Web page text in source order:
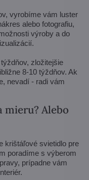
vyrobíme vám luster
alebo fotografiu,
výroby a do
zložitejšie
8-10 týždňov. Ak
nevadí - radi vám
mieru? Alebo
krištáľové svietidlo pre
poradíme s výberom
prípadne vám